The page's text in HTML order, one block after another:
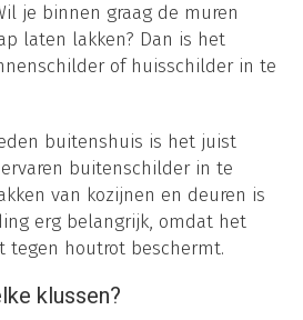
je binnen graag de muren
laten lakken? Dan is het
of huisschilder in te
buitenshuis is het juist
buitenschilder in te
van kozijnen en deuren is
erg belangrijk, omdat het
tegen houtrot beschermt.
klussen?